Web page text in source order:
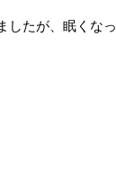
したが、眠くなっ